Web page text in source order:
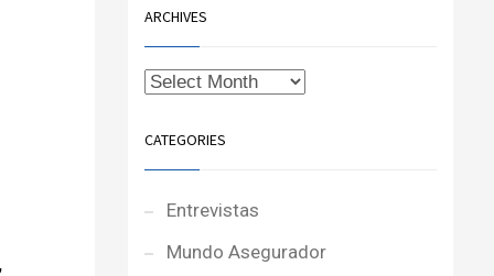
ARCHIVES
CATEGORIES
Entrevistas
Mundo Asegurador